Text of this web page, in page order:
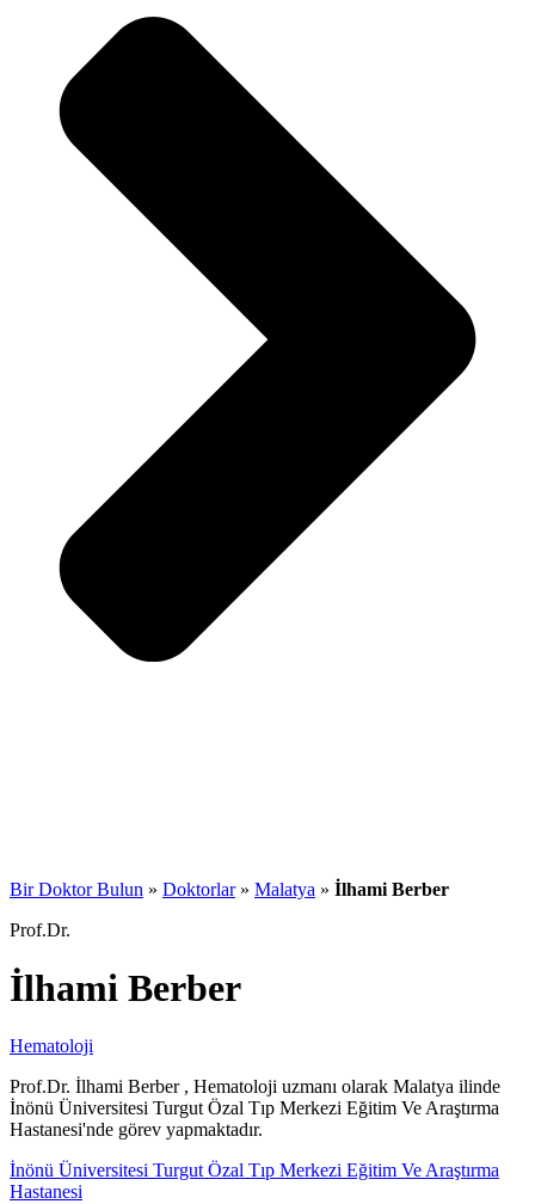
Bir Doktor Bulun » Doktorlar» Malatya » İlhami Berber
Prof.Dr.
İlhami Berber
Hematoloji
Prof.Dr. İlhami Berber , Hematoloji uzmanı olarak Malatya ilinde
İnönü Üniversitesi Turgut Özal Tıp Merkezi Eğitim Ve Araştırma
Hastanesi'nde görev yapmaktadır.
İnönü Üniversitesi Turgut Özal Tıp Merkezi Eğitim Ve Araştırma
Hastanesi